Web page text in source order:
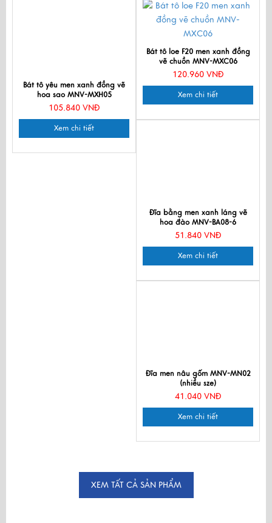
Bát tô yêu men xanh đồng vẽ
hoa sao MNV-MXH05
105.840 VNĐ
Xem chi tiết
Bát tô loe F20 men xanh đồng
vẽ chuồn MNV-MXC06
120.960 VNĐ
Xem chi tiết
Đĩa bằng men xanh láng vẽ
hoa đào MNV-BA08-6
51.840 VNĐ
Xem chi tiết
Đĩa men nâu gốm MNV-MN02
(nhiều sze)
41.040 VNĐ
Xem chi tiết
XEM TẤT CẢ SẢN PHẨM